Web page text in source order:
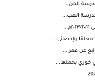
مدرسة الجن...
مدرسة العب...
عن عمر ...
خوري بحملها...